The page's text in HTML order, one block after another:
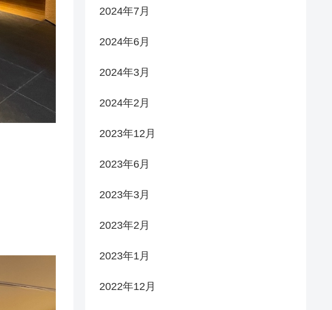
2024年7月
2024年6月
2024年3月
2024年2月
2023年12月
2023年6月
2023年3月
2023年2月
2023年1月
2022年12月